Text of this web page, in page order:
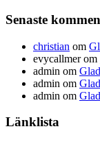
Senaste
christian om
evycallmerom
admin om
admin om
admin om
Länklista